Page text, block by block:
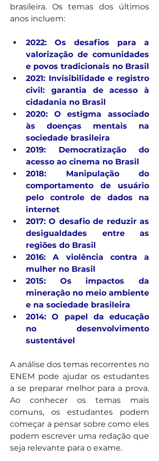
brasileira. Os temas dos últimos
anos incluem:
2022: Os desafios para a
valorização de comunidades
e povos tradicionais no Brasil
2021: Invisibilidade e registro
civil: garantia de acesso à
cidadania no Brasil
2020: O estigma associado
às doenças mentais na
sociedade brasileira
2019: Democratização do
acesso ao cinema no Brasil
2018: Manipulação do
comportamento de usuário
pelo controle de dados na
internet
2017: O desafio de reduzir as
desigualdades entre as
regiões do Brasil
2016: A violência contra a
mulher no Brasil
2015: Os impactos da
mineração no meio ambiente
e na sociedade brasileira
2014: O papel da educação
no desenvolvimento
sustentável
A análise dos temas recorrentes no
ENEM pode ajudar os estudantes
a se preparar melhor para a prova.
Ao conhecer os temas mais
comuns, os estudantes podem
começar a pensar sobre como eles
podem escrever uma redação que
seja relevante para o exame.